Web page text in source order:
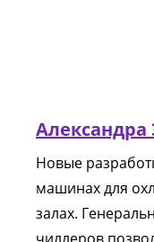
Александра
Новые
машинах для
залах.